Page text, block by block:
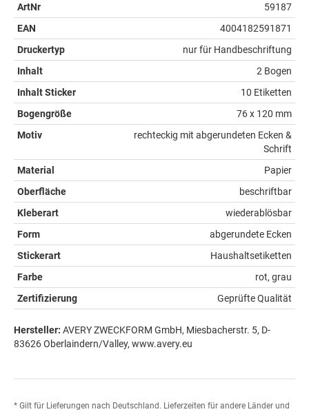
ArtNr
59187
EAN
4004182591871
Druckertyp
nur für Handbeschriftung
Inhalt
2 Bogen
Inhalt Sticker
10 Etiketten
Bogengröße
76 x 120 mm
Motiv
rechteckig mit abgerundeten Ecken &
Schrift
Material
Papier
Oberfläche
beschriftbar
Kleberart
wiederablösbar
Form
abgerundete Ecken
Stickerart
Haushaltsetiketten
Farbe
rot, grau
Zertifizierung
Geprüfte Qualität
Hersteller: AVERY ZWECKFORM GmbH, Miesbacherstr. 5, D-
83626 Oberlaindern/Valley, www.avery.eu
* Gilt für Lieferungen nach Deutschland. Lieferzeiten für andere Länder und